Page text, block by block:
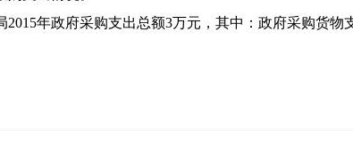
2015年政府采购支出总额3万元，其中：政府采购货物